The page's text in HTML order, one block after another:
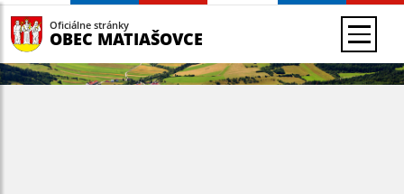
Oficiálne stránky
OBEC MATIAŠOVCE